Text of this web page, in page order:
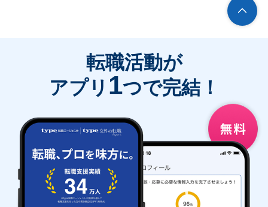
転職活動が
アプリ 1つで完結！